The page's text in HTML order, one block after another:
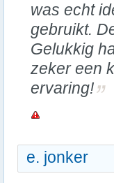
was echt
gebruikt.
Gelukkig
zeker een
ervaring!
e. jonker